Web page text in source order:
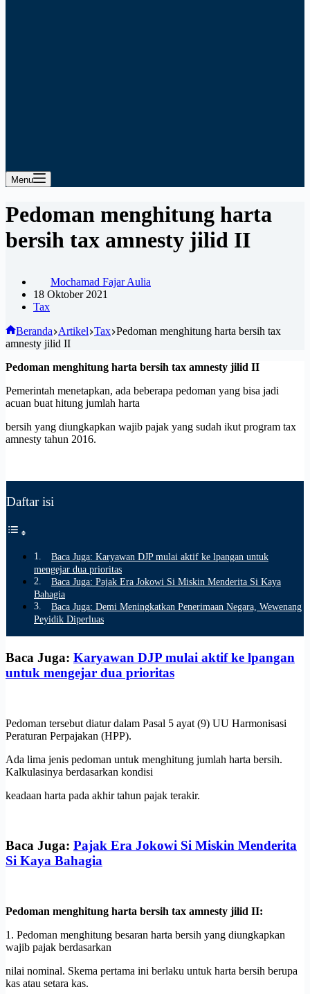
Menu
Pedoman menghitung harta
bersih tax amnesty jilid II
Mochamad Fajar Aulia
18 Oktober 2021
Tax
Beranda Artikel Tax Pedoman menghitung harta bersih tax
amnesty jilid II
Pedoman menghitung harta bersih tax amnesty jilid II
Pemerintah menetapkan, ada beberapa pedoman yang bisa jadi
acuan buat hitung jumlah harta
bersih yang diungkapkan wajib pajak yang sudah ikut program tax
amnesty tahun 2016.
Daftar isi
Baca Juga: Karyawan DJP mulai aktif ke lpangan untuk
mengejar dua prioritas
Baca Juga: Pajak Era Jokowi Si Miskin Menderita Si Kaya
Bahagia
Baca Juga: Demi Meningkatkan Penerimaan Negara, Wewenang
Peyidik Diperluas
Baca Juga: Karyawan DJP mulai aktif ke lpangan
untuk mengejar dua prioritas
Pedoman tersebut diatur dalam Pasal 5 ayat (9) UU Harmonisasi
Peraturan Perpajakan (HPP).
Ada lima jenis pedoman untuk menghitung jumlah harta bersih.
Kalkulasinya berdasarkan kondisi
keadaan harta pada akhir tahun pajak terakir.
Baca Juga: Pajak Era Jokowi Si Miskin Menderita
Si Kaya Bahagia
Pedoman menghitung harta bersih tax amnesty jilid II:
1. Pedoman menghitung besaran harta bersih yang diungkapkan
wajib pajak berdasarkan
nilai nominal. Skema pertama ini berlaku untuk harta bersih berupa
kas atau setara kas.